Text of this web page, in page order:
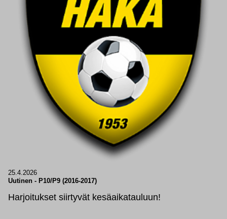
25.4.2026
Uutinen - P10/P9 (2016-2017)
Harjoitukset siirtyvät kesäaikatauluun!